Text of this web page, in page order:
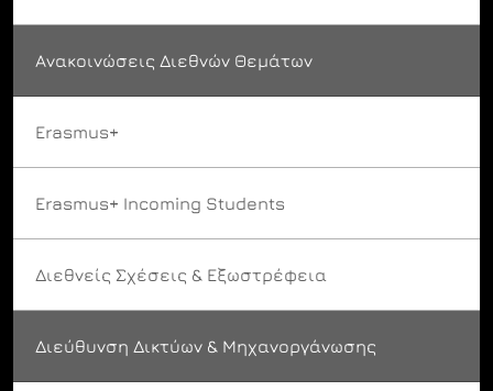
Ανακοινώσεις Διεθνών Θεμάτων
Erasmus+
Erasmus+ Incoming Students
Διεθνείς Σχέσεις & Εξωστρέφεια
Διεύθυνση Δικτύων & Μηχανοργάνωσης